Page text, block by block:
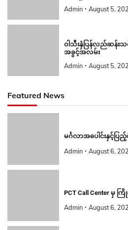
Admin August 5,
ဝါသီးနှံပြန်လည်ဆန်းသ
အခွင့်အလမ်း
Admin August 5,
Featured News
မင်္ဂလာအပေါင်းနှင့်ပြည့်
Admin August 6,
PCT Call Center မှ
Admin August 6,